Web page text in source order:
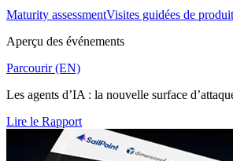
Maturity assessmentVisites guidées de
Aperçu des événements
Parcourir (EN)
Les agents d’IA : la nouvelle surface
Lire le Rapport